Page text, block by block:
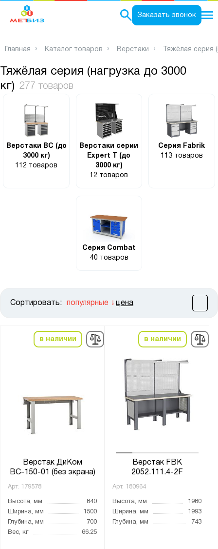
Заказать звонок
Главная Каталог товаров Верстаки Тяжёлая серия
Тяжёлая серия (нагрузка до 3000
кг)
277 товаров
Верстаки ВС (до
3000 кг)
112 товаров
Верстаки серии
Expert T (до
3000 кг)
12 товаров
Серия Fabrik
113 товаров
Серия Combat
40 товаров
Сортировать: популярные цена
в наличии
Верстак ДиКом
ВС-150-01 (без экрана)
Арт. 179578
Высота, мм
840
Ширина, мм
1500
Глубина, мм
700
Вес, кг
66.25
в наличии
Верстак FBK
2052.111.4-2F
Арт. 180964
Высота, мм
1980
Ширина, мм
1993
Глубина, мм
743
Ширина, мм:
от до
от до
Экран:
1 экран
1 экран и крепление для светильника
2 экрана